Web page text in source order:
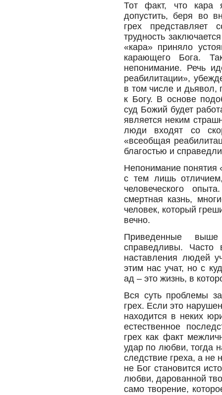
Тот факт, что кара
допустить, беря во
грех
трудность
«кара» приняло
карающего Бога.
непонимание. Речь
реабилитации»,
в том числе и дьявол,
к Богу. В основе
суд Божий будет
является неким
люди входят со
«всеобщая
благостью и
Непонимание понятия
с тем лишь
человеческого
смертная казнь,
человек, который
вечно.
Приведенные
справедливы.
наставления людей
этим нас учат, но с
ад – это жизнь, в
Вся суть проблемы
грех. Если это
находится в неких
естественное
грех как факт
удар по любви, тогда
следствие греха, а не
не Бог становится
любви, дарованной
само творение,